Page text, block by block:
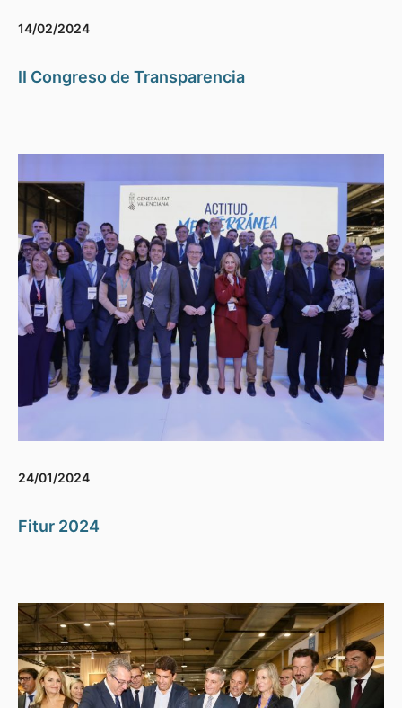
14/02/2024
II Congreso de Transparencia
24/01/2024
Fitur 2024